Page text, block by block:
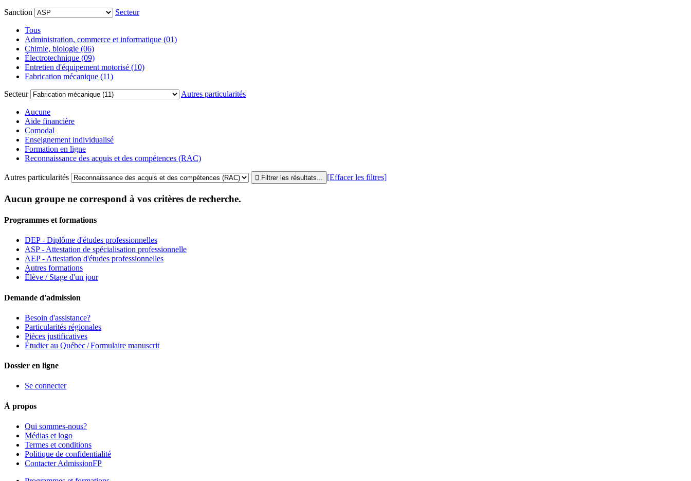
Sanction
Secteur
Tous
Administration, commerce et informatique (01)
Chimie, biologie (06)
Électrotechnique (09)
Entretien d'équipement motorisé (10)
Fabrication mécanique (11)
Secteur
Autres particularités
Aucune
Aide financière
Comodal
Enseignement individualisé
Formation en ligne
Reconnaissance des acquis et des compétences (RAC)
Autres particularités [Effacer les filtres]
Aucun groupe ne correspond à vos critères de recherche.
Programmes et formations
DEP - Diplôme d'études professionnelles
ASP - Attestation de spécialisation professionnelle
AEP - Attestation d'études professionnelles
Autres formations
Élève / Stage d'un jour
Demande d'admission
Besoin d'assistance?
Particularités régionales
Pièces justificatives
Étudier au Québec / Formulaire manuscrit
Dossier en ligne
Se connecter
À propos
Qui sommes-nous?
Médias et logo
Termes et conditions
Politique de confidentialité
Contacter AdmissionFP